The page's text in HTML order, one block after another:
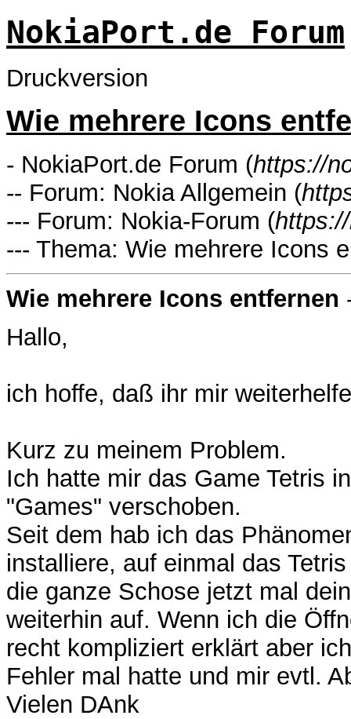
NokiaPort.de Forum
Druckversion
Wie mehrere Icons
- NokiaPort.de Forum (https://
-- Forum: Nokia Allgemein (
--- Forum: Nokia-Forum (
--- Thema: Wie mehrere Icons
Wie mehrere Icons entfernen
Hallo,
ich hoffe, daß ihr mir
Kurz zu meinem Problem.
Ich hatte mir das Game Tetris
"Games" verschoben.
Seit dem hab ich das
installiere, auf einmal das
die ganze Schose jetzt mal
weiterhin auf. Wenn ich die
recht kompliziert erklärt aber
Fehler mal hatte und mir evtl.
Vielen DAnk